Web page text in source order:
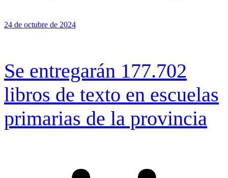
24 de octubre de 2024
Se entregarán 177.702
libros de texto en escuelas
primarias de la provincia